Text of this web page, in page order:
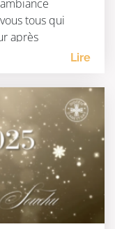
tous qui
après
accueillanteLire